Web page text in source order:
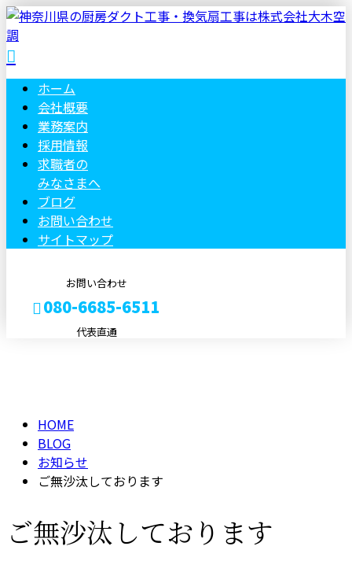
ホーム
会社概要
業務案内
採用情報
求職者の
みなさまへ
ブログ
お問い合わせ
サイトマップ
お問い合わせ
080-6685-6511
代表直通
HOME
BLOG
お知らせ
ご無沙汰しております
ご無沙汰しております